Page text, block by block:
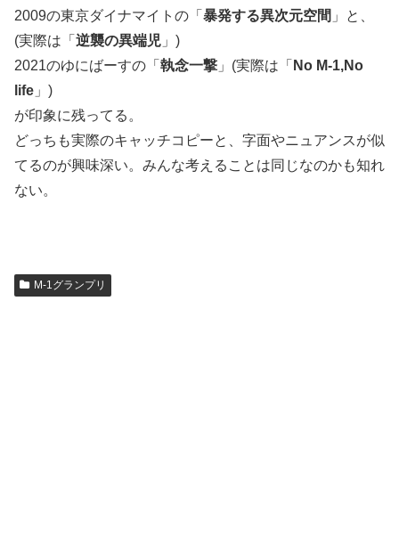
2009の東京ダイナマイトの「 暴発する異次元空間 」と、
(実際は「 逆襲の異端児 」)
2021のゆにばーすの「 執念一撃 」(実際は「 No M-1,No
life 」)
が印象に残ってる。
どっちも実際のキャッチコピーと、字面やニュアンスが似
てるのが興味深い。みんな考えることは同じなのかも知れ
ない。
M-1グランプリ